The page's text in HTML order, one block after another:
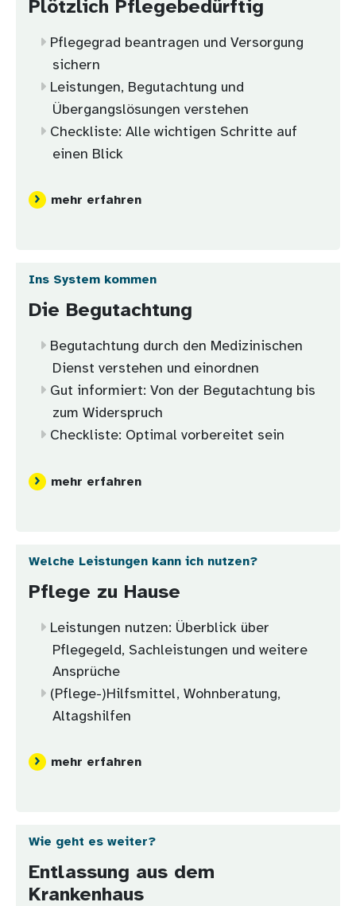
Plötzlich Pflegebedürftig
Pflegegrad beantragen und Versorgung
sichern
Leistungen, Begutachtung und
Übergangslösungen verstehen
Checkliste: Alle wichtigen Schritte auf
einen Blick
mehr erfahren
Ins System kommen
Die Begutachtung
Begutachtung durch den Medizinischen
Dienst verstehen und einordnen
Gut informiert: Von der Begutachtung bis
zum Widerspruch
Checkliste: Optimal vorbereitet sein
mehr erfahren
Welche Leistungen kann ich nutzen?
Pflege zu Hause
Leistungen nutzen: Überblick über
Pflegegeld, Sachleistungen und weitere
Ansprüche
(Pflege-)Hilfsmittel, Wohnberatung,
Altagshilfen
mehr erfahren
Wie geht es weiter?
Entlassung aus dem
Krankenhaus